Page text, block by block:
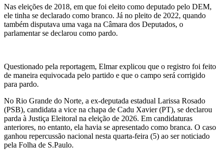
Nas eleições de 2018, em que foi eleito como deputado pelo DEM,
ele tinha se declarado como branco. Já no pleito de 2022, quando
também disputava uma vaga na Câmara dos Deputados, o
parlamentar se declarou como pardo.
Questionado pela reportagem, Elmar explicou que o registro foi feito
de maneira equivocada pelo partido e que o campo será corrigido
para pardo.
No Rio Grande do Norte, a ex-deputada estadual Larissa Rosado
(PSB), candidata a vice na chapa de Cadu Xavier (PT), se declarou
parda à Justiça Eleitoral na eleição de 2026. Em candidaturas
anteriores, no entanto, ela havia se apresentado como branca. O caso
ganhou repercussão nacional nesta quarta-feira (5) ao ser noticiado
pela Folha de S.Paulo.